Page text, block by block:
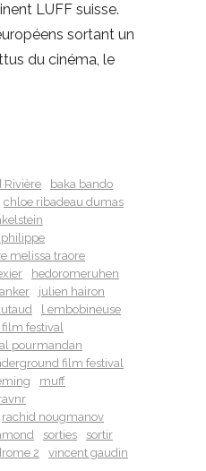
LUFF suisse.
sortant un
du cinéma, le
Rivière
baka bando
chloe ribadeau dumas
philippe
melissa traore
hedoromeruhen
julien hairon
l embobineuse
festival
pourmandan
film festival
muff
rachid nougmanov
sorties
sortir
2
vincent gaudin